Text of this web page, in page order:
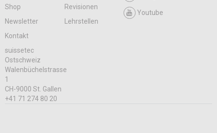
Shop
Revisionen
Newsletter
Lehrstellen
Kontakt
Youtube
suissetec
Ostschweiz
Walenbüchelstrasse
1
CH-9000 St. Gallen
+41 71 274 80 20